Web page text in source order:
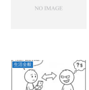
生活全般